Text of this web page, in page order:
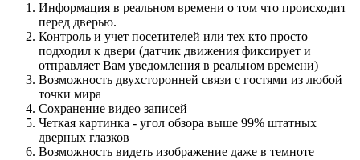
Информация в реальном времени о том что происходит
перед дверью.
Контроль и учет посетителей или тех кто просто
подходил к двери (датчик движения фиксирует и
отправляет Вам уведомления в реальном времени)
Возможность двухсторонней связи с гостями из любой
точки мира
Сохранение видео записей
Четкая картинка - угол обзора выше 99% штатных
дверных глазков
Возможность видеть изображение даже в темноте